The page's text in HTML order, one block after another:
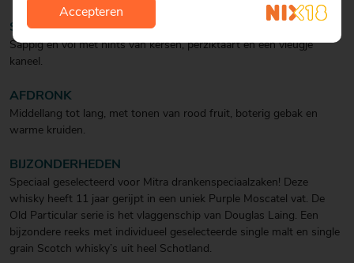
SMAAK
Sappig en vol met hints van kersen, perziktaart en een vleugje
kaneel.
AFDRONK
Middellang tot lang, met tonen van rood fruit, boterig gebak en
warme kruiden.
BIJZONDERHEDEN
Speciaal geselecteerd voor Mitra drankenspeciaalzaken! Deze
whisky heeft 11 jaar gerijpt in een uniek Purple Moscatel vat. De
Old Particular serie is het vlaggenschip van Douglas Laing. Een
bijzondere reeks met individueel geselecteerde single malt en single
grain Scotch whisky’s uit heel Schotland.
Accepteren